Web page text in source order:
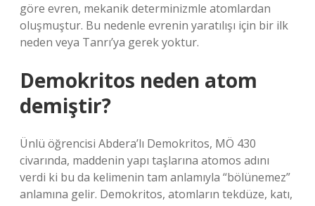
göre evren, mekanik determinizmle atomlardan
oluşmuştur. Bu nedenle evrenin yaratılışı için bir ilk
neden veya Tanrı’ya gerek yoktur.
Demokritos neden atom
demiştir?
Ünlü öğrencisi Abdera’lı Demokritos, MÖ 430
civarında, maddenin yapı taşlarına atomos adını
verdi ki bu da kelimenin tam anlamıyla “bölünemez”
anlamına gelir. Demokritos, atomların tekdüze, katı,